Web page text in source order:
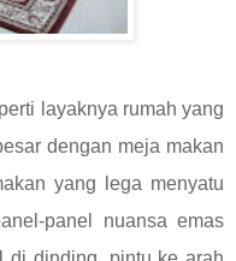
layaknya rumah yang
dengan meja makan
yang lega menyatu
panel nuansa emas